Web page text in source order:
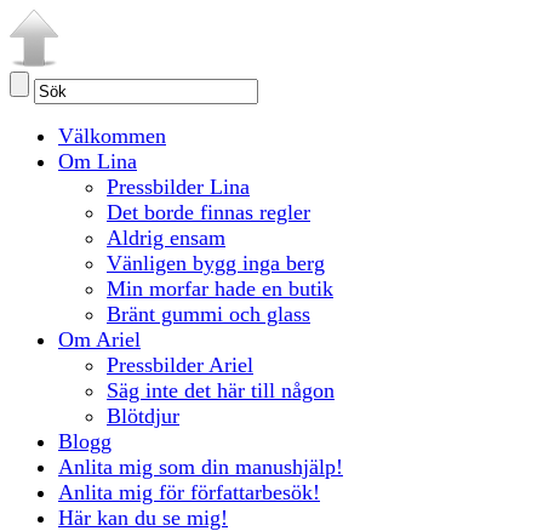
Välkommen
Om Lina
Pressbilder Lina
Det borde finnas regler
Aldrig ensam
Vänligen bygg inga berg
Min morfar hade en butik
Bränt gummi och glass
Om Ariel
Pressbilder Ariel
Säg inte det här till någon
Blötdjur
Blogg
Anlita mig som din manushjälp!
Anlita mig för författarbesök!
Här kan du se mig!